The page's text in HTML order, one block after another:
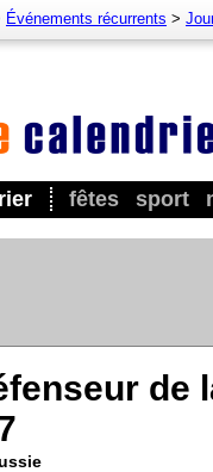
fêtes sport
Événements récurrents >
de